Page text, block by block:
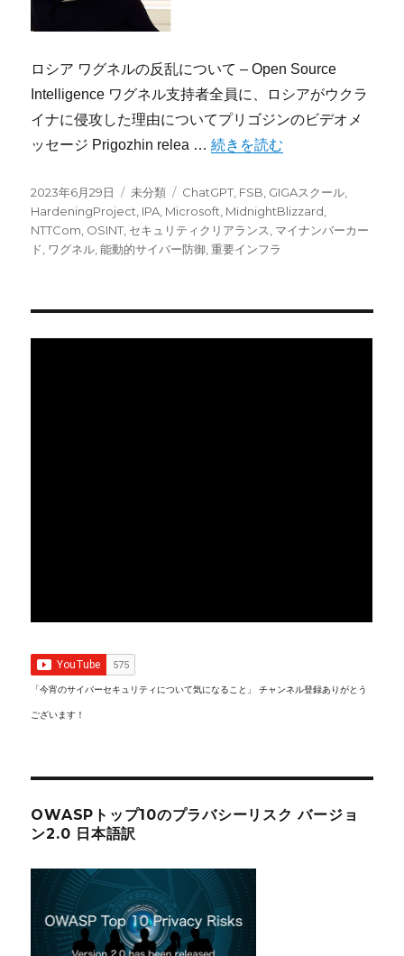
ロシア ワグネルの反乱について – Open Source
Intelligence ワグネル支持者全員に、ロシアがウクラ
イナに侵攻した理由についてプリゴジンのビデオメ
ッセージ Prigozhin relea …“今宵のサイバーセキュリテ
続きを読む
投
稿
日:
2023年6月29日
カ
テ
ゴ
リ
未分類
タ
グ
ChatGPT FSB GIGAスクール
HardeningProject IPA Microsoft MidnightBlizzard
NTTCom OSINT セキュリティクリアランス マイナンバーカー
ド ワグネル ,能動的サイバー防御 ,重要インフラ
「今宵のサイバーセキュリティについて気になること」 チャンネル登録ありがとう
ございます！
OWASPトップ10のプラバシーリスク バージョ
ン2.0 日本語訳